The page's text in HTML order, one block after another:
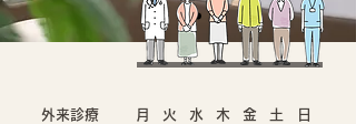
外来診療
月 火 水 木 金 土 日